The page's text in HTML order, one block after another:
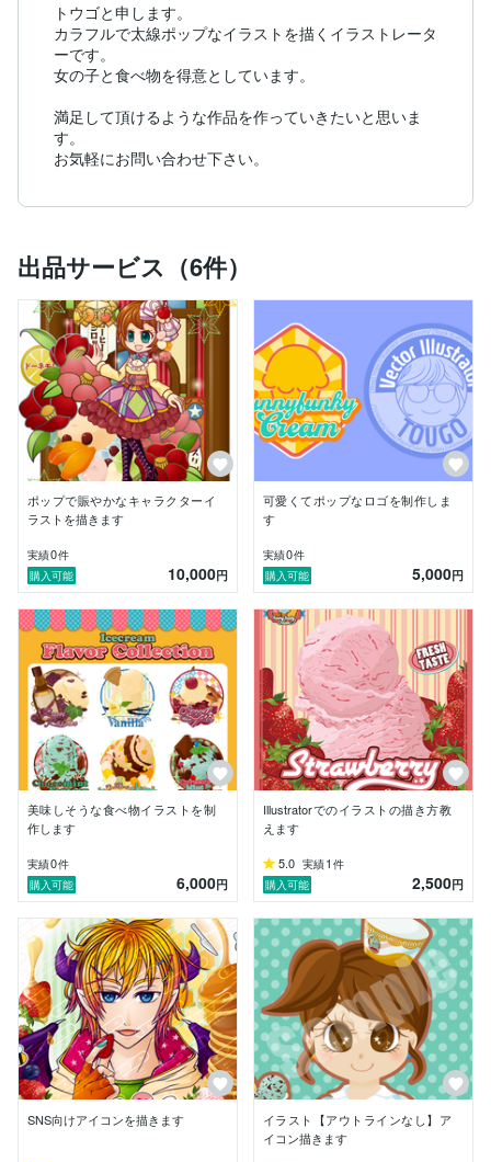
トウゴと申します。
カラフルで太線ポップなイラストを描くイラストレータ
ーです。
女の子と食べ物を得意としています。
満足して頂けるような作品を作っていきたいと思いま
す。
お気軽にお問い合わせ下さい。
出品サービス（6件）
ポップで賑やかなキャラクターイ
ラストを描きます
実績0件
購入可能
10,000円
可愛くてポップなロゴを制作しま
す
実績0件
購入可能
5,000円
美味しそうな食べ物イラストを制
作します
実績0件
購入可能
6,000円
Illustratorでのイラストの描き方教
えます
5.0 実績1 件
購入可能
2,500円
SNS向けアイコンを描きます
イラスト【アウトラインなし】ア
イコン描きます